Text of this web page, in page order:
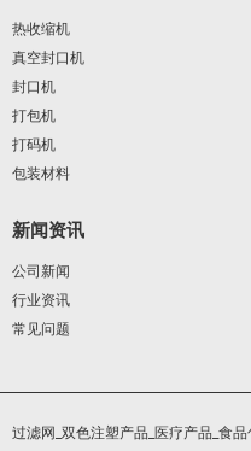
热收缩机
真空封口机
封口机
打包机
打码机
包装材料
新闻资讯
公司新闻
行业资讯
常见问题
过滤网_双色注塑产品_医疗产品_食